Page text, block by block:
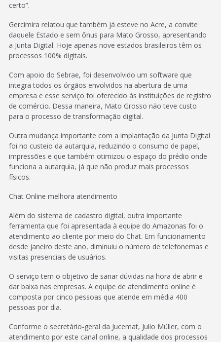
certo”.
Gercimira relatou que também já esteve no Acre, a convite
daquele Estado e sem ônus para Mato Grosso, apresentando
a Junta Digital. Hoje apenas nove estados brasileiros têm os
processos 100% digitais.
Com apoio do Sebrae, foi desenvolvido um software que
integra todos os órgãos envolvidos na abertura de uma
empresa e esse serviço foi oferecido às instituições de registro
de comércio. Dessa maneira, Mato Grosso não teve custo
para o processo de transformação digital.
Outra mudança importante com a implantação da Junta Digital
foi no custeio da autarquia, reduzindo o consumo de papel,
impressões e que também otimizou o espaço do prédio onde
funciona a autarquia, já que não produz mais processos
físicos.
Chat Online melhora atendimento
Além do sistema de cadastro digital, outra importante
ferramenta que foi apresentada à equipe do Amazonas foi o
atendimento ao cliente por meio do Chat. Em funcionamento
desde janeiro deste ano, diminuiu o número de telefonemas e
visitas presenciais de usuários.
O serviço tem o objetivo de sanar dúvidas na hora de abrir e
dar baixa nas empresas. A equipe de atendimento online é
composta por cinco pessoas que atende em média 400
pessoas por dia.
Conforme o secretário-geral da Jucemat, Julio Müller, com o
atendimento por este canal online, a qualidade dos processos